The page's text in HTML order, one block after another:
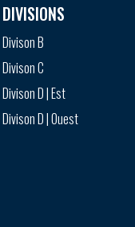
DIVISIONS
Divison B
Divison C
Divison D | Est
Divison D | Ouest